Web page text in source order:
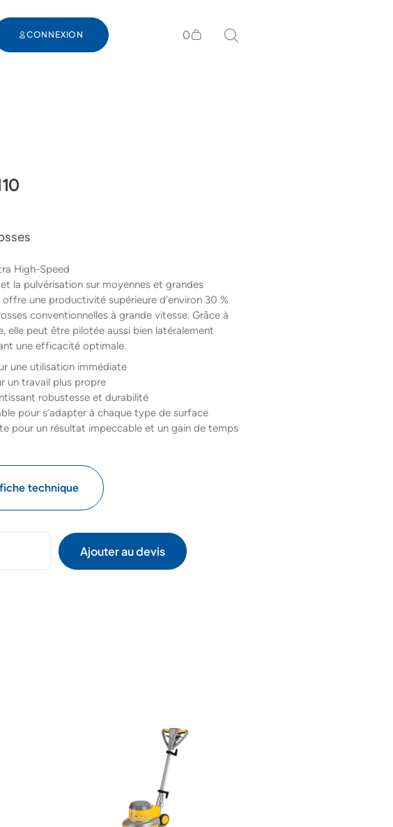
CONNEXION 0
High-Speed
la pulvérisation sur moyennes et grandes
une productivité supérieure d’environ 30 %
conventionnelles à grande vitesse. Grâce à
elle peut être pilotée aussi bien latéralement
une efficacité optimale.
une utilisation immédiate
un travail plus propre
robustesse et durabilité
pour s’adapter à chaque type de surface
pour un résultat impeccable et un gain de temps
technique
Ajouter au devis